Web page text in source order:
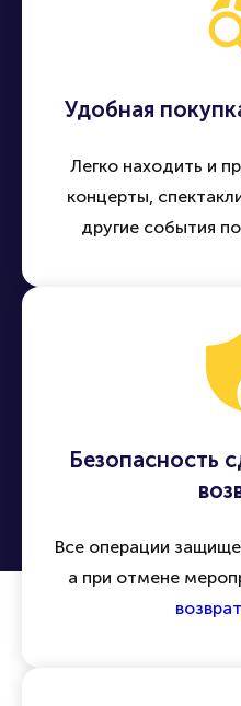
Удобная
Легко находить и
концерты,
другие события
Безопасность
Все операции
а при отмене